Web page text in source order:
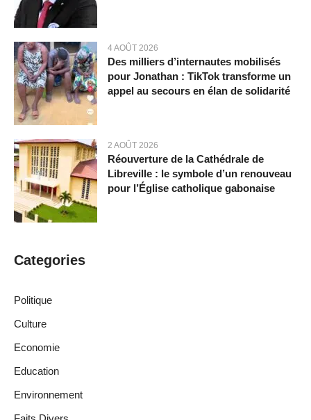
4 AOÛT 2026
Des milliers d’internautes mobilisés
pour Jonathan : TikTok transforme un
appel au secours en élan de solidarité
2 AOÛT 2026
Réouverture de la Cathédrale de
Libreville : le symbole d’un renouveau
pour l’Église catholique gabonaise
Categories
Politique
Culture
Economie
Education
Environnement